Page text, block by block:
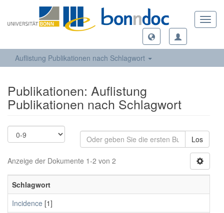
Auflistung Publikationen nach Schlagwort
Publikationen: Auflistung
Publikationen nach Schlagwort
Los
Anzeige der Dokumente 1-2 von 2
Schlagwort
Incidence [1]